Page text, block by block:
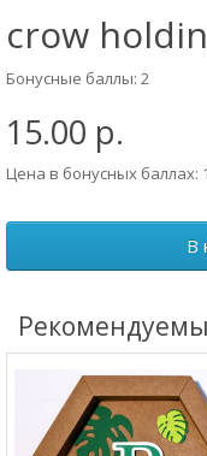
crow
Бонусные баллы: 2
15.00 р.
Цена в бонусных баллах:
В